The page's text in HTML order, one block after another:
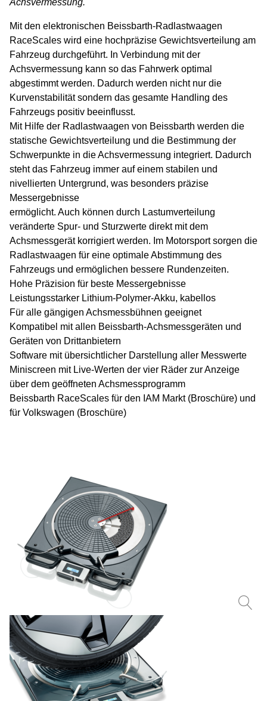
Achsvermessung.
Mit den elektronischen Beissbarth-Radlastwaagen
RaceScales wird eine hochpräzise Gewichtsverteilung am
Fahrzeug durchgeführt. In Verbindung mit der
Achsvermessung kann so das Fahrwerk optimal
abgestimmt werden. Dadurch werden nicht nur die
Kurvenstabilität sondern das gesamte Handling des
Fahrzeugs positiv beeinflusst.
Mit Hilfe der Radlastwaagen von Beissbarth werden die
statische Gewichtsverteilung und die Bestimmung der
Schwerpunkte in die Achsvermessung integriert. Dadurch
steht das Fahrzeug immer auf einem stabilen und
nivellierten Untergrund, was besonders präzise
Messergebnisse
ermöglicht. Auch können durch Lastumverteilung
veränderte Spur- und Sturzwerte direkt mit dem
Achsmessgerät korrigiert werden. Im Motorsport sorgen die
Radlastwaagen für eine optimale Abstimmung des
Fahrzeugs und ermöglichen bessere Rundenzeiten.
Hohe Präzision für beste Messergebnisse
Leistungsstarker Lithium-Polymer-Akku, kabellos
Für alle gängigen Achsmessbühnen geeignet
Kompatibel mit allen Beissbarth-Achsmessgeräten und
Geräten von Drittanbietern
Software mit übersichtlicher Darstellung aller Messwerte
Miniscreen mit Live-Werten der vier Räder zur Anzeige
über dem geöffneten Achsmessprogramm
Beissbarth RaceScales für den IAM Markt (Broschüre) und
für Volkswagen (Broschüre)
Prova di Test
Centrafari
Equilibratrici
Smontagomme
Omologazioni OEM
Ford
Jaguar Land Rover
Tesla
Maserati
Centrafari
Equilibratrici
Smontagomme
Assetto Ruote
Approvazioni OEM